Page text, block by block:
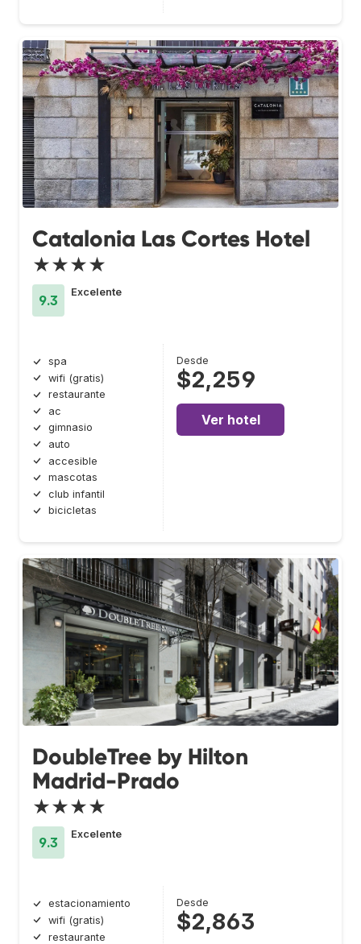
Catalonia Las Cortes Hotel
★★★★
9.3
Excelente
spa
wifi (gratis)
restaurante
ac
gimnasio
auto
accesible
mascotas
club infantil
bicicletas
Desde
$2,259
Ver hotel
DoubleTree by Hilton
Madrid-Prado
★★★★
9.3
Excelente
estacionamiento
wifi (gratis)
restaurante
Desde
$2,863